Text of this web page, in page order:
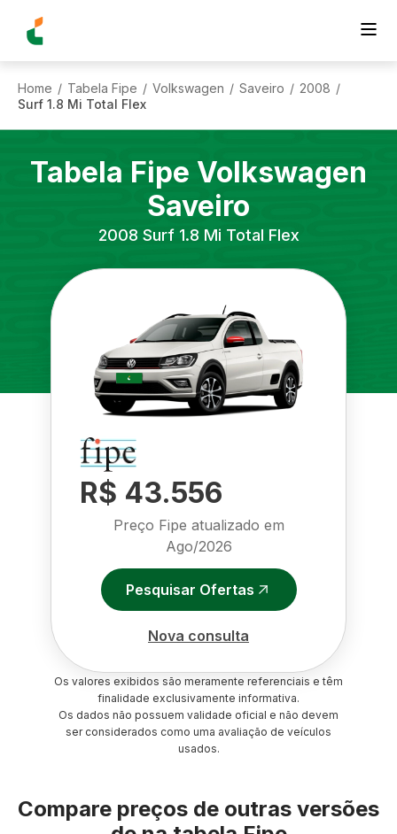
Home / Tabela Fipe / Volkswagen / Saveiro / 2008 /
Surf 1.8 Mi Total Flex
Tabela Fipe Volkswagen
Saveiro
2008 Surf 1.8 Mi Total Flex
R$ 43.556
Preço Fipe atualizado em
Ago/2026
Pesquisar Ofertas
Nova consulta
Os valores exibidos são meramente referenciais e têm
finalidade exclusivamente informativa.
Os dados não possuem validade oficial e não devem
ser considerados como uma avaliação de veículos
usados.
Compare preços de outras versões